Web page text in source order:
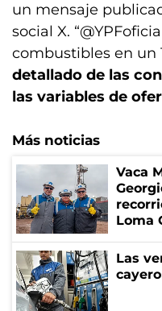
un mensaje
social X.
combustibles en un
detallado de las
las variables de
Más noticias
Vaca
Loma
Las